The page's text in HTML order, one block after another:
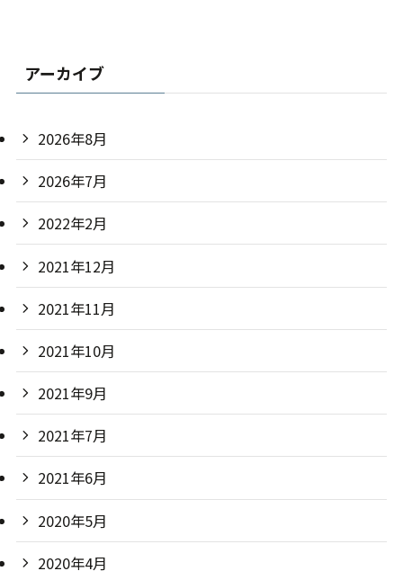
アーカイブ
2026年8月
2026年7月
2022年2月
2021年12月
2021年11月
2021年10月
2021年9月
2021年7月
2021年6月
2020年5月
2020年4月